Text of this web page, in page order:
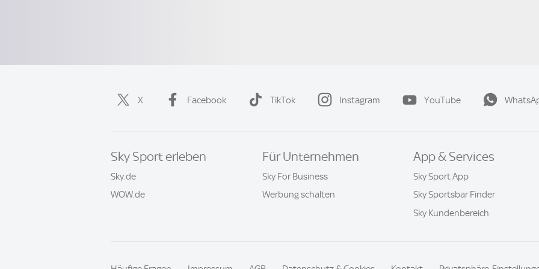
X Facebook TikTok Instagram YouTube
Sky Sport erleben
Sky.de
WOW.de
Für Unternehmen
Sky For Business
Werbung schalten
App & Services
Sky Sport App
Sky Sportsbar Finder
Sky Kundenbereich